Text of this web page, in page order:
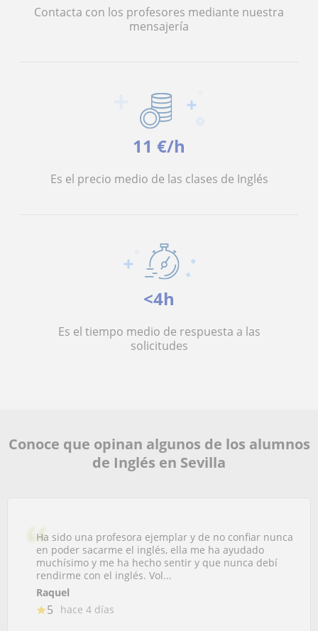
Contacta con los profesores mediante nuestra
mensajería
11 €/h
Es el precio medio de las clases de Inglés
<4h
Es el tiempo medio de respuesta a las
solicitudes
Conoce que opinan algunos de los alumnos
de Inglés en Sevilla
Ha sido una profesora ejemplar y de no confiar nunca
en poder sacarme el inglés, ella me ha ayudado
muchísimo y me ha hecho sentir y que nunca debí
rendirme con el inglés. Vol...
Raquel
5 hace 4 días